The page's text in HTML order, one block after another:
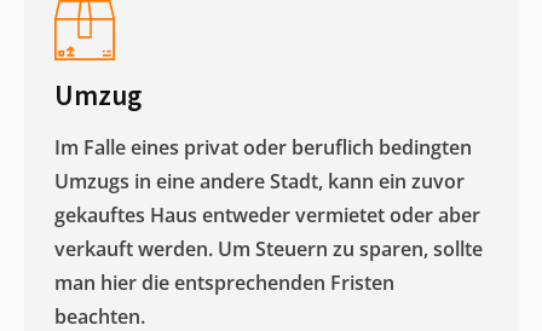
Umzug
Im Falle eines privat oder beruflich bedingten
Umzugs in eine andere Stadt, kann ein zuvor
gekauftes Haus entweder vermietet oder aber
verkauft werden. Um Steuern zu sparen, sollte
man hier die entsprechenden Fristen
beachten.